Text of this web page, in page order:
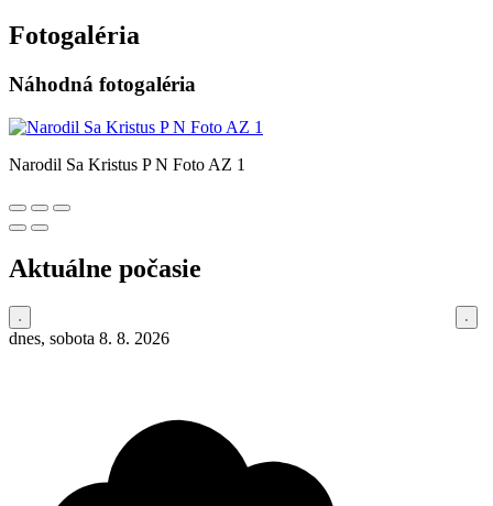
Fotogaléria
Náhodná fotogaléria
Narodil Sa Kristus P N Foto AZ 1
Aktuálne počasie
dnes, sobota 8. 8. 2026